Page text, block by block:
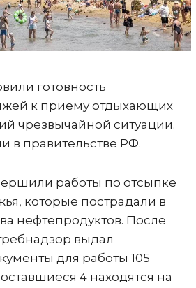
готовность
к приему отдыхающих
чрезвычайной ситуации.
в правительстве РФ.
работы по отсыпке
которые пострадали в
нефтепродуктов. После
выдал
для работы 105
4 находятся на